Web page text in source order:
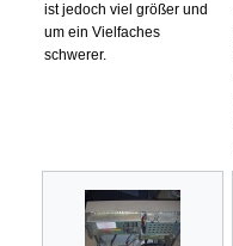
ist jedoch viel größer und
um ein Vielfaches
schwerer.